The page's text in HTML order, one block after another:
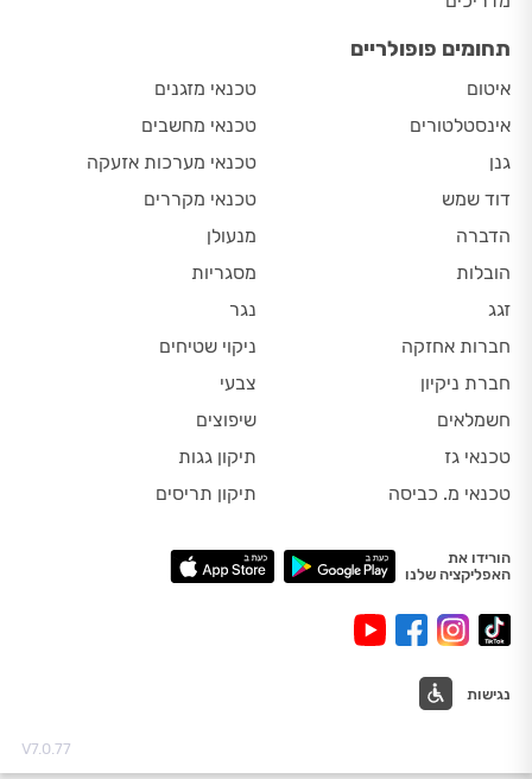
תחומים פופולריים
איטום
אינסטלטורים
גנן
דוד שמש
הדברה
הובלות
זגג
חברות אחזקה
חברת ניקיון
חשמלאים
טכנאי גז
טכנאי מ. כביסה
טכנאי מזגנים
טכנאי מחשבים
טכנאי מערכות אזעקה
טכנאי מקררים
מנעולן
מסגריות
נגר
ניקוי שטיחים
צבעי
שיפוצים
תיקון גגות
תיקון תריסים
הורידו את
האפליקציה שלנו
נגישות
V7.0.77